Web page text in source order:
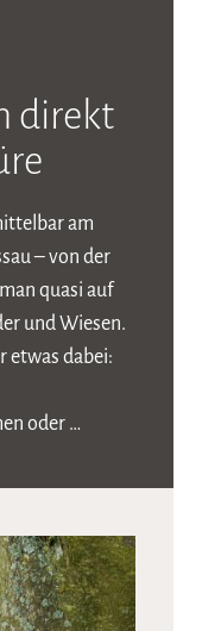
direkt
am
– von der
quasi auf
und Wiesen.
etwas dabei:
oder …